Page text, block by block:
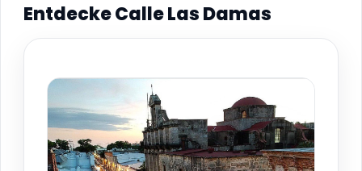
Entdecke Calle Las Damas